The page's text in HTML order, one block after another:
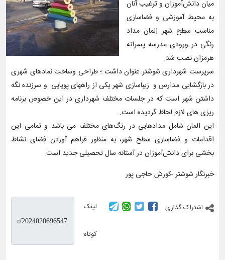
میان دانش‌آموزان و ترغیب آنان
به محیط آموزشی و فضاسازی
مناسب سطح شهر اِلمان مداد
رنگی در ورودی مدرسه پسرانه
هرمزان نصب شد.
سرپرست شهرداری شوشتر عنوان داشت ؛ طراحی وساخت نمادهای شهری
در بازگشایی مدارس و زیباسازی شهر یکی از راههای پویایی و سرزنده نگه
داشتن شهر است که در جلسات مختلف شهرداری در این خصوص برنامه
ریزی های لازم لحاظ گردیده است.
این المان‌ شامل مدادهایی در رنگ‌های مختلف می باشد و تمامی این
اقدامات و فضاسازی سطح شهر، به منظور فراهم آوردن فضای نشاط‌
بخشی برای دانش‌آموزان در آستانه سال تحصیلی جدید است.
خبرنگار شوشتر -کورش حاجی پور
اشتراک گذاری لینک
کوتاه: